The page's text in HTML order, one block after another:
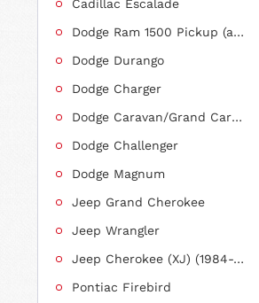
Cadillac Escalade
Dodge Ram 1500 Pickup (ab 2011 siehe RAM)
Dodge Durango
Dodge Charger
Dodge Caravan/Grand Caravan
Dodge Challenger
Dodge Magnum
Jeep Grand Cherokee
Jeep Wrangler
Jeep Cherokee (XJ) (1984-2001)
Pontiac Firebird